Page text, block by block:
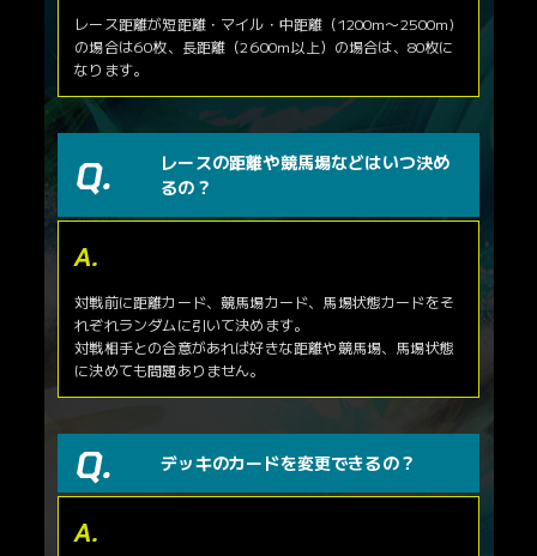
レース距離が短距離・マイル・中距離（1200m〜2500m)
の場合は60枚、長距離（2600m以上）の場合は、80枚に
なります。
レースの距離や競馬場などはいつ決め
るの？
対戦前に距離カード、競馬場カード、馬場状態カードをそ
れぞれランダムに引いて決めます。
対戦相手との合意があれば好きな距離や競馬場、馬場状態
に決めても問題ありません。
デッキのカードを変更できるの？
アイテムカード
カードNo.
SDF-66
ブリンカー
SDF-67
ブローバンド
鞍
SDF-71
マークシート
SDF-72
SDF-74
鞭
SDF-78
SDF-79
状況カード
カードNo. カード名
SDF-83
カードNo. カード名
SDF-92
SDF-97
SDF-021
ソングライン
SDF-022
インディチャンプ
SDF-025
アパパネ
SDF-027
シュネルマイスター
サートゥルナーリア
SDF-034
SDF-037
リバティアイランド
SDF-039
SDF-042
シャフリヤール
SDF-043
ジェンティルドンナ
SDF-047
ディープインパクト
SDF-048
アーモンドアイ
SDF-050
ブラストワンピース
SDF-054
グロンディオーズ
SDF-056
オーソリティ
SDF-059
不良